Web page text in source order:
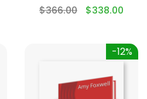
$366.00 $338.00
-12%